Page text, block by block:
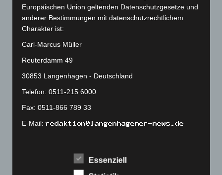
Juni 2022(167)
Mai 2022 (177)
(190)
Dezember 2021(204)
November 2021 (215)
Oktober 2021(171)
(154)
Europäischen Union geltenden Datenschutzgesetze und
anderer Bestimmungen mit datenschutzrechtlichem
Charakter ist:
Carl-Marcus Müller
Reuterdamm 49
30853 Langenhagen - Deutschland
Telefon: 0511-215 6000
Fax: 0511-866 789 33
E-Mail:
Die Internetseiten verwenden Cookies. Cookies sind
Essenziell